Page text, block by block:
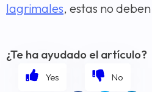
lagrimales, estas no
¿Te ha ayudado el artículo?